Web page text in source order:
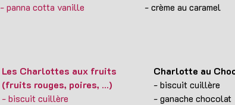
- panna cotta vanille
- crème au caramel
Les Charlottes aux fruits
(fruits rouges, poires, …)
- biscuit cuillère
Charlotte au
- biscuit cuillère
- ganache chocolat